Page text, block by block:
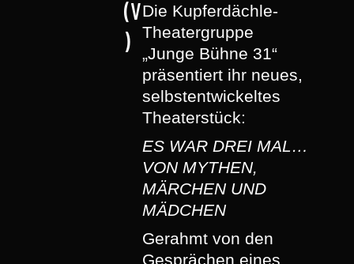
(V
)
Die Kupferdächle-
Theatergruppe
„Junge Bühne 31“
präsentiert ihr neues,
selbstentwickeltes
Theaterstück:
ES WAR DREI MAL…
VON MYTHEN,
MÄRCHEN UND
MÄDCHEN
Gerahmt von den
Gesprächen eines